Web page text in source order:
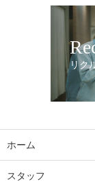
リク
ホーム
スタッフ